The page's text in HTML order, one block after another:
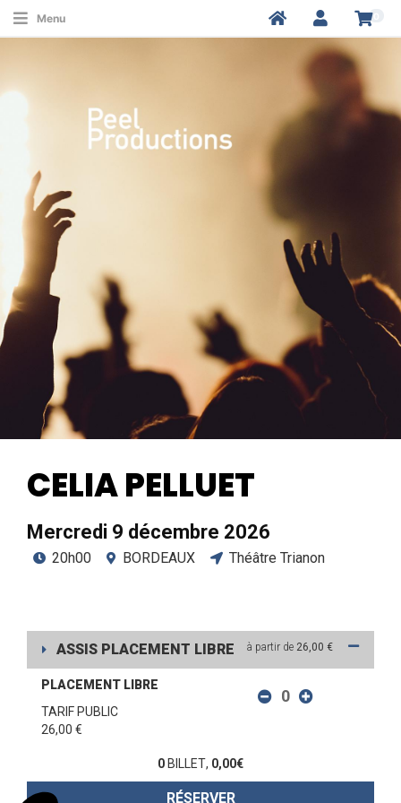
Menu
CELIA PELLUET
Mercredi 9 décembre 2026
20h00 BORDEAUX Théâtre Trianon
ASSIS PLACEMENT LIBRE à partir de 26,00 €
PLACEMENT LIBRE
TARIF PUBLIC
26,00 €
0 BILLET, 0,00€
RÉSERVER